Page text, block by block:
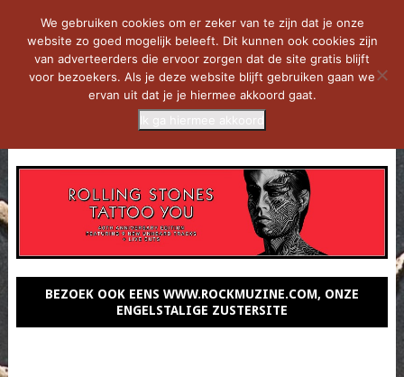
BEZOEK OOK EENS WWW.ROCKMUZINE.COM, ONZE
ENGELSTALIGE ZUSTERSITE
We gebruiken cookies om er zeker van te zijn dat je onze
website zo goed mogelijk beleeft. Dit kunnen ook cookies zijn
van adverteerders die ervoor zorgen dat de site gratis blijft
voor bezoekers. Als je deze website blijft gebruiken gaan we
ervan uit dat je je hiermee akkoord gaat.
Ik ga hiermee akkoord